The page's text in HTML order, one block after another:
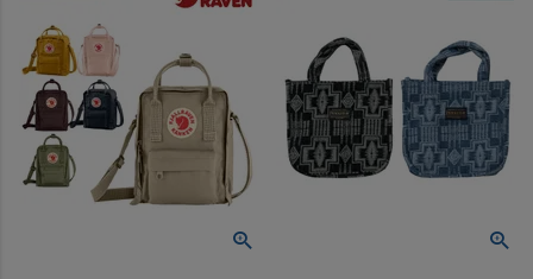
メンズカジュアルウェア
レディースカジュアルウェア
メンズスポーツウェア